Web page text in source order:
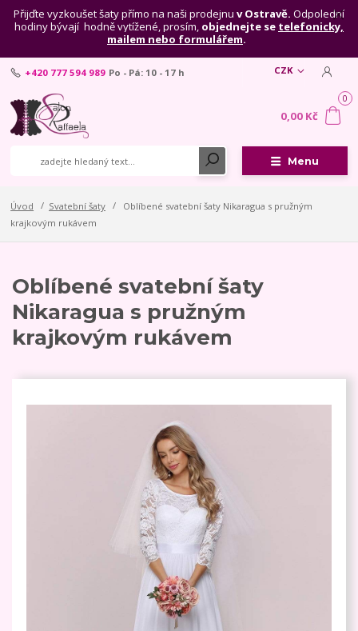
Přijďte vyzkoušet šaty přímo na naši prodejnu v Ostravě. Odpolední
hodiny bývají hodně vytížené, prosím, objednejte se telefonicky,
mailem nebo formulářem.
Menu
CZK
+420 777 594 989 Po - Pá: 10 - 17 h
0
0,00 Kč
Úvod Svatební šaty
Oblíbené svatební šaty Nikaragua s pružným
krajkovým rukávem
Oblíbené svatební šaty
Nikaragua s pružným
krajkovým rukávem